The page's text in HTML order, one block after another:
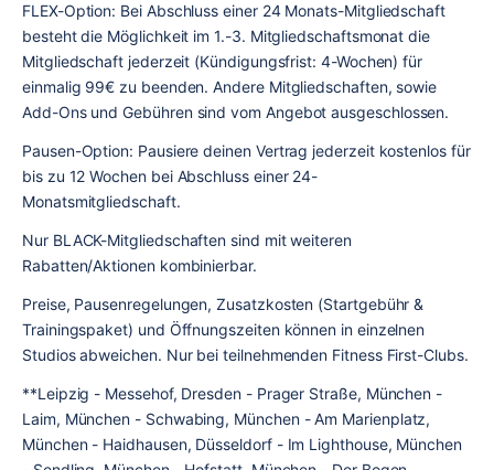
FLEX-Option: Bei Abschluss einer 24 Monats-Mitgliedschaft
besteht die Möglichkeit im 1.-3. Mitgliedschaftsmonat die
Mitgliedschaft jederzeit (Kündigungsfrist: 4-Wochen) für
einmalig 99€ zu beenden. Andere Mitgliedschaften, sowie
Add-Ons und Gebühren sind vom Angebot ausgeschlossen.
Pausen-Option: Pausiere deinen Vertrag jederzeit kostenlos für
bis zu 12 Wochen bei Abschluss einer 24-
Monatsmitgliedschaft.
Nur BLACK-Mitgliedschaften sind mit weiteren
Rabatten/Aktionen kombinierbar.
Preise, Pausenregelungen, Zusatzkosten (Startgebühr &
Trainingspaket) und Öffnungszeiten können in einzelnen
Studios abweichen. Nur bei teilnehmenden Fitness First-Clubs.
**Leipzig - Messehof, Dresden - Prager Straße, München -
Laim, München - Schwabing, München - Am Marienplatz,
München - Haidhausen, Düsseldorf - Im Lighthouse, München